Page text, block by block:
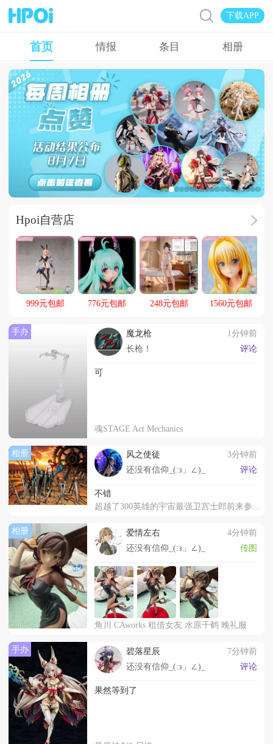
下载APP
首页 情报 条目 相册
Hpoi常驻周活
动，起航！！
Hpoi自营店
999元包邮 776元包邮 248元包邮 1560元包邮
手办 魔龙枪
1分钟前
长枪！
评论
可
魂STAGE Act Mechanics
相册 风之使徒
3分钟前
还没有信仰_(:з」∠)_
评论
不错
超越了300英雄的宇宙最强卫宫士郎前来参见！
相册 爱情左右
4分钟前
还没有信仰_(:з」∠)_
传图
角川 CAworks 租借女友 水原千鹤 晚礼服
手办 碧落星辰
7分钟前
还没有信仰_(:з」∠)_
评论
果然等到了